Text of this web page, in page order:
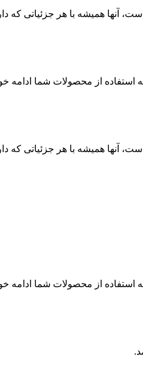
آنها همیشه با هر جزئیاتی که
استفاده از محصولات شما ادامه
آنها همیشه با هر جزئیاتی که
استفاده از محصولات شما ادامه